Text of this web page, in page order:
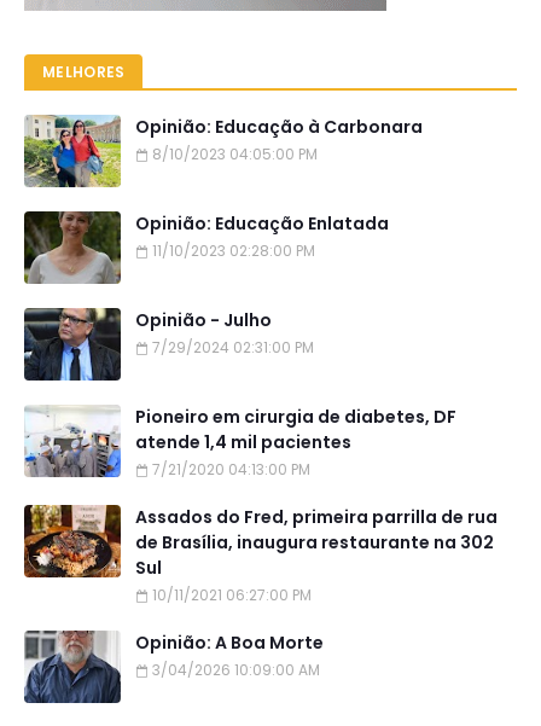
MELHORES
Opinião: Educação à Carbonara
8/10/2023 04:05:00 PM
Opinião: Educação Enlatada
11/10/2023 02:28:00 PM
Opinião - Julho
7/29/2024 02:31:00 PM
Pioneiro em cirurgia de diabetes, DF
atende 1,4 mil pacientes
7/21/2020 04:13:00 PM
Assados do Fred, primeira parrilla de rua
de Brasília, inaugura restaurante na 302
Sul
10/11/2021 06:27:00 PM
Opinião: A Boa Morte
3/04/2026 10:09:00 AM